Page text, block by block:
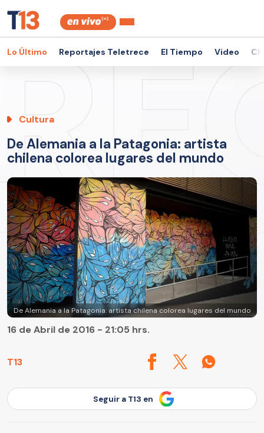
Lo Último Reportajes Teletrece El Tiempo Video
Cultura
De Alemania a la Patagonia: artista
chilena colorea lugares del mundo
De Alemania a la Patagonia: artista chilena colorea lugares del mundo
T13
16 de Abril de 2016 - 21:05 hrs.
Seguir a T13 en